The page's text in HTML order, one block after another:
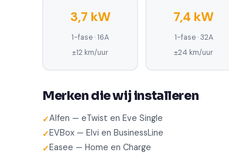
3,7 kW
1-fase · 16A
±12 km/uur
7,4 kW
1-fase · 32A
±24 km/uur
Merken die wij installeren
Alfen — eTwist en Eve Single
EVBox — Elvi en BusinessLine
Easee — Home en Charge